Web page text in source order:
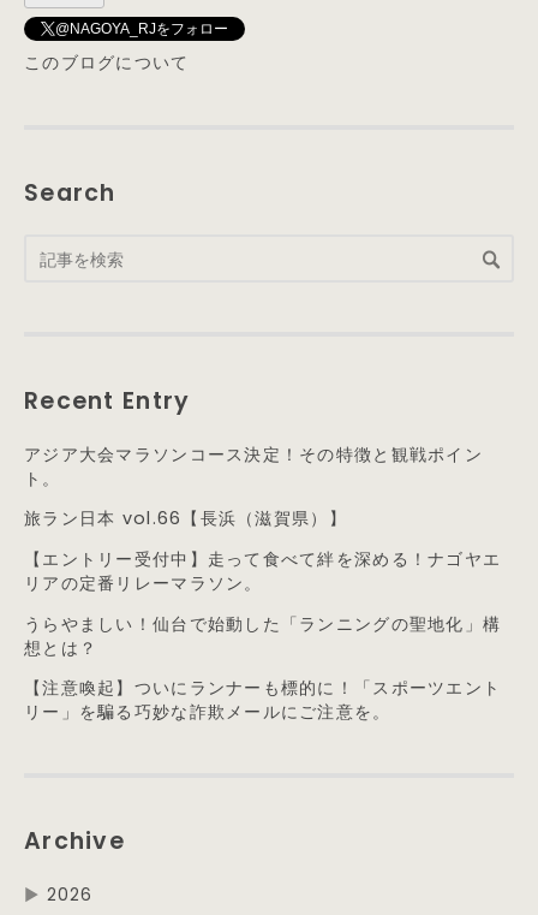
@NAGOYA_RJをフォロー
このブログについて
Search
Recent Entry
アジア大会マラソンコース決定！その特徴と観戦ポイン
ト。
旅ラン日本 vol.66【長浜（滋賀県）】
【エントリー受付中】走って食べて絆を深める！ナゴヤエ
リアの定番リレーマラソン。
うらやましい！仙台で始動した「ランニングの聖地化」構
想とは？
【注意喚起】ついにランナーも標的に！「スポーツエント
リー」を騙る巧妙な詐欺メールにご注意を。
Archive
▶ 2026